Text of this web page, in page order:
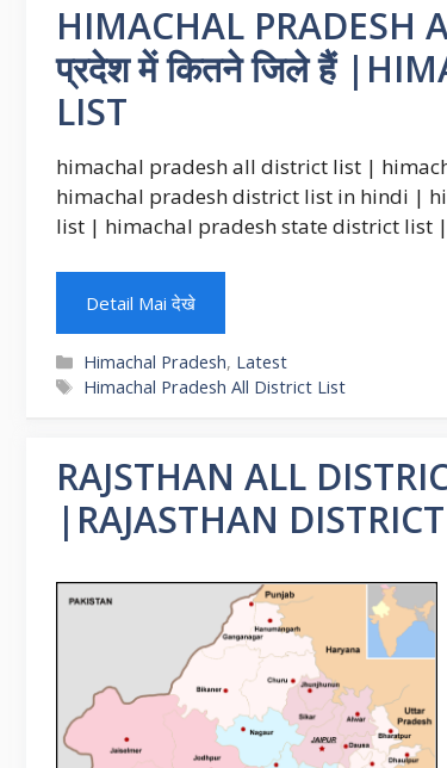
HIMACHAL PRADESH
प्रदेश में कितने जिले हैं
LIST
himachal pradesh all district list |
himachal pradesh district list in hindi |
list | himachal pradesh state district list
Detail Mai देखे
Categories
Himachal Pradesh, Latest
Tags
Himachal Pradesh All District List
RAJSTHAN ALL
|RAJASTHAN